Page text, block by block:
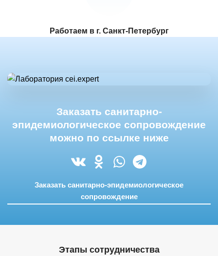
Работаем в г. Санкт-Петербург
Заказать санитарно-
эпидемиологическое сопровождение
можно по ссылке ниже
Заказать санитарно-эпидемиологическое
сопровождение
Этапы сотрудничества